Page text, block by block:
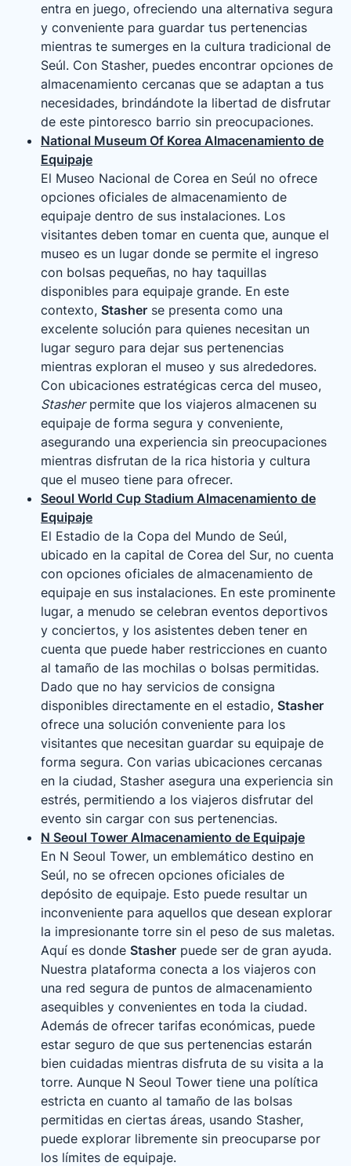
entra en juego, ofreciendo una alternativa segura
y conveniente para guardar tus pertenencias
mientras te sumerges en la cultura tradicional de
Seúl. Con Stasher, puedes encontrar opciones de
almacenamiento cercanas que se adaptan a tus
necesidades, brindándote la libertad de disfrutar
de este pintoresco barrio sin preocupaciones.
National Museum Of Korea Almacenamiento de
Equipaje
El Museo Nacional de Corea en Seúl no ofrece
opciones oficiales de almacenamiento de
equipaje dentro de sus instalaciones. Los
visitantes deben tomar en cuenta que, aunque el
museo es un lugar donde se permite el ingreso
con bolsas pequeñas, no hay taquillas
disponibles para equipaje grande. En este
contexto, Stasher se presenta como una
excelente solución para quienes necesitan un
lugar seguro para dejar sus pertenencias
mientras exploran el museo y sus alrededores.
Con ubicaciones estratégicas cerca del museo,
Stasherpermite que los viajeros almacenen su
equipaje de forma segura y conveniente,
asegurando una experiencia sin preocupaciones
mientras disfrutan de la rica historia y cultura
que el museo tiene para ofrecer.
Seoul World Cup Stadium Almacenamiento de
Equipaje
El Estadio de la Copa del Mundo de Seúl,
ubicado en la capital de Corea del Sur, no cuenta
con opciones oficiales de almacenamiento de
equipaje en sus instalaciones. En este prominente
lugar, a menudo se celebran eventos deportivos
y conciertos, y los asistentes deben tener en
cuenta que puede haber restricciones en cuanto
al tamaño de las mochilas o bolsas permitidas.
Dado que no hay servicios de consigna
disponibles directamente en el estadio, Stasher
ofrece una solución conveniente para los
visitantes que necesitan guardar su equipaje de
forma segura. Con varias ubicaciones cercanas
en la ciudad, Stasher asegura una experiencia sin
estrés, permitiendo a los viajeros disfrutar del
evento sin cargar con sus pertenencias.
N Seoul Tower Almacenamiento de Equipaje
En N Seoul Tower, un emblemático destino en
Seúl, no se ofrecen opciones oficiales de
depósito de equipaje. Esto puede resultar un
inconveniente para aquellos que desean explorar
la impresionante torre sin el peso de sus maletas.
Aquí es donde Stasher puede ser de gran ayuda.
Nuestra plataforma conecta a los viajeros con
una red segura de puntos de almacenamiento
asequibles y convenientes en toda la ciudad.
Además de ofrecer tarifas económicas, puede
estar seguro de que sus pertenencias estarán
bien cuidadas mientras disfruta de su visita a la
torre. Aunque N Seoul Tower tiene una política
estricta en cuanto al tamaño de las bolsas
permitidas en ciertas áreas, usando Stasher,
puede explorar libremente sin preocuparse por
los límites de equipaje.